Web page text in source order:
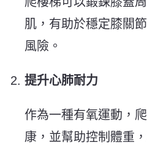
肌，有助於穩定膝關
風險。
提升心肺耐力
作為一種有氧運動，
康，並幫助控制體重